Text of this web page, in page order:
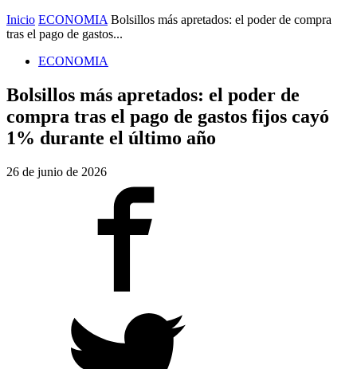
Inicio ECONOMIA Bolsillos más apretados: el poder de compra
tras el pago de gastos...
ECONOMIA
Bolsillos más apretados: el poder de
compra tras el pago de gastos fijos cayó
1% durante el último año
26 de junio de 2026